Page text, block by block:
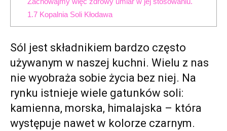
1.7Kopalnia Soli Kłodawa
Sól jest składnikiem bardzo często
używanym w naszej kuchni. Wielu z nas
nie wyobraża sobie życia bez niej. Na
rynku istnieje wiele gatunków soli:
kamienna, morska, himalajska – która
występuje nawet w kolorze czarnym.